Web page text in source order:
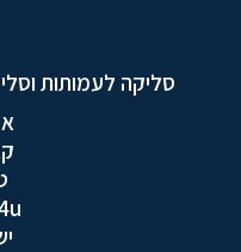
סליקה לעמותות